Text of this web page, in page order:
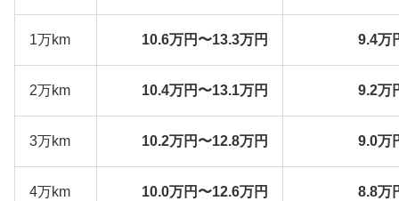
1万km 10.6万円〜13.3万円 9.4万
2万km 10.4万円〜13.1万円 9.2万
3万km 10.2万円〜12.8万円 9.0万
4万km 10.0万円〜12.6万円 8.8万